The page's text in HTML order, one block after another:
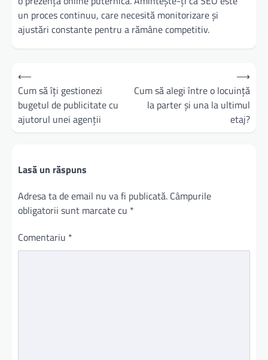
un proces continuu, care necesită monitorizare și
ajustări constante pentru a rămâne competitiv.
Navigare
în
articole
⟵
Cum să îți gestionezi
bugetul de publicitate cu
ajutorul unei agenții
Cum să alegi între o locuință
la parter și una la ultimul
etaj?
⟶
Lasă un răspuns
Adresa ta de email nu va fi publicată. Câmpurile
obligatorii sunt marcate cu *
Comentariu *